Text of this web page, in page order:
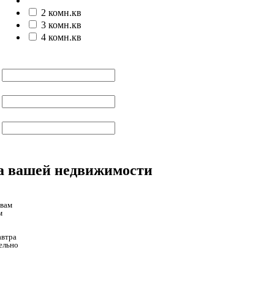
2 комн.кв
3 комн.кв
4 комн.кв
вашей недвижимости